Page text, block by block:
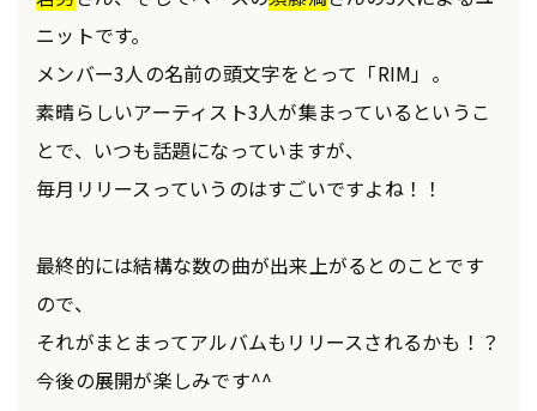
ニットです。
メンバー3人の名前の頭文字をとって「RIM」。
素晴らしいアーティスト3人が集まっているというこ
とで、いつも話題になっていますが、
毎月リリースっていうのはすごいですよね！！
最終的には結構な数の曲が出来上がるとのことです
ので、
それがまとまってアルバムもリリースされるかも！？
今後の展開が楽しみです^^